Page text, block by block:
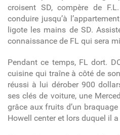
croisent SD, compère de
conduire jusqu’à
ligote les mains de SD.
connaissance de FL qui sera
Pendant ce temps, FL dort.
cuisine qui traîne à côté de
réussi à lui dérober 900
ses clés de voiture, une
grâce aux fruits d’un
Howell center et lors duquel il